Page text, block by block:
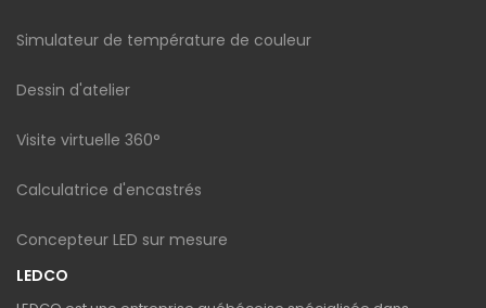
Simulateur de température de couleur
Dessin d'atelier
Visite virtuelle 360°
Calculatrice d'encastrés
Concepteur LED sur mesure
LEDCO